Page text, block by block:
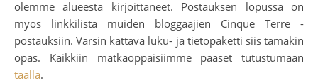
olemme alueesta kirjoittaneet. Postauksen lopussa on
myös linkkilista muiden bloggaajien Cinque Terre -
postauksiin. Varsin kattava luku- ja tietopaketti siis tämäkin
opas. Kaikkiin matkaoppaisiimme pääset tutustumaan
täällä.